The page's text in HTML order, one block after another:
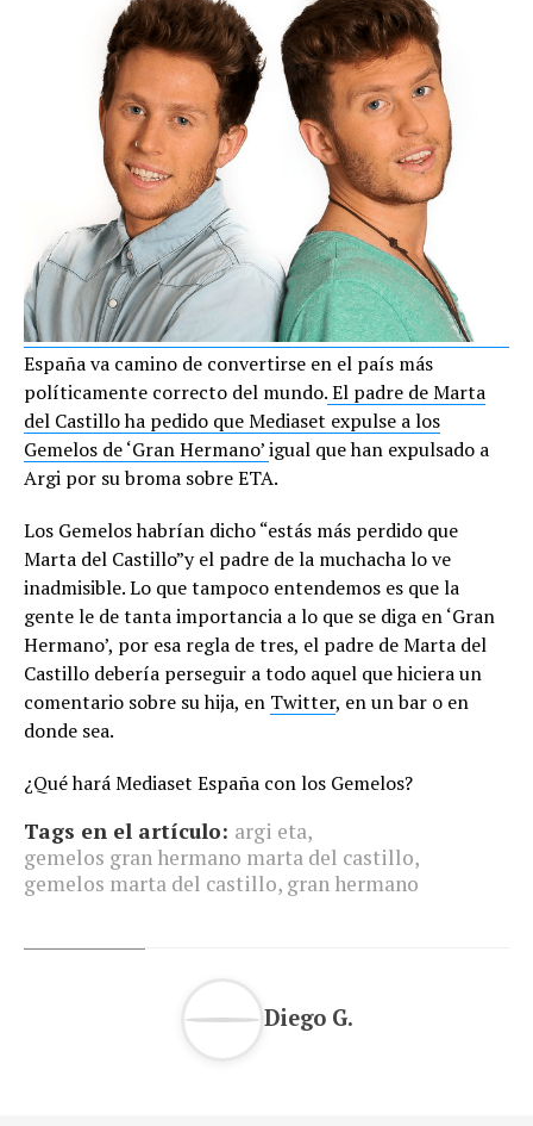
España va camino de convertirse en el país más
políticamente correcto del mundo.El padre de Marta
del Castillo ha pedido que Mediaset expulse a los
Gemelos de ‘Gran Hermano’igual que han expulsado a
Argi por su broma sobre ETA.
Los Gemelos habrían dicho “estás más perdido que
Marta del Castillo”y el padre de la muchacha lo ve
inadmisible. Lo que tampoco entendemos es que la
gente le de tanta importancia a lo que se diga en ‘Gran
Hermano’, por esa regla de tres, el padre de Marta del
Castillo debería perseguir a todo aquel que hiciera un
comentario sobre su hija, en Twitter, en un bar o en
donde sea.
¿Qué hará Mediaset España con los Gemelos?
Tags en el artículo: argi eta,
gemelos gran hermano marta del castillo,
gemelos marta del castillo, gran hermano
Diego G.